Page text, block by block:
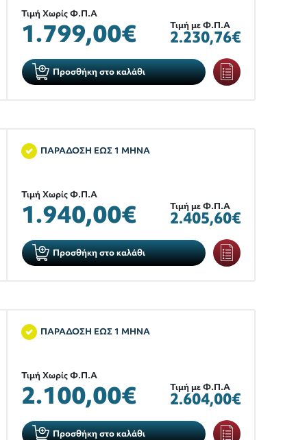
Τιμή Χωρίς Φ.Π.Α
1.799,00€ Τιμή με Φ.Π.Α
2.230,76€
Προσθήκη στο καλάθι
ΠΑΡΑΔΟΣΗ ΕΩΣ 1 ΜΗΝΑ
Τιμή Χωρίς Φ.Π.Α
1.940,00€ Τιμή με Φ.Π.Α
2.405,60€
Προσθήκη στο καλάθι
ΠΑΡΑΔΟΣΗ ΕΩΣ 1 ΜΗΝΑ
Τιμή Χωρίς Φ.Π.Α
2.100,00€ Τιμή με Φ.Π.Α
2.604,00€
Προσθήκη στο καλάθι